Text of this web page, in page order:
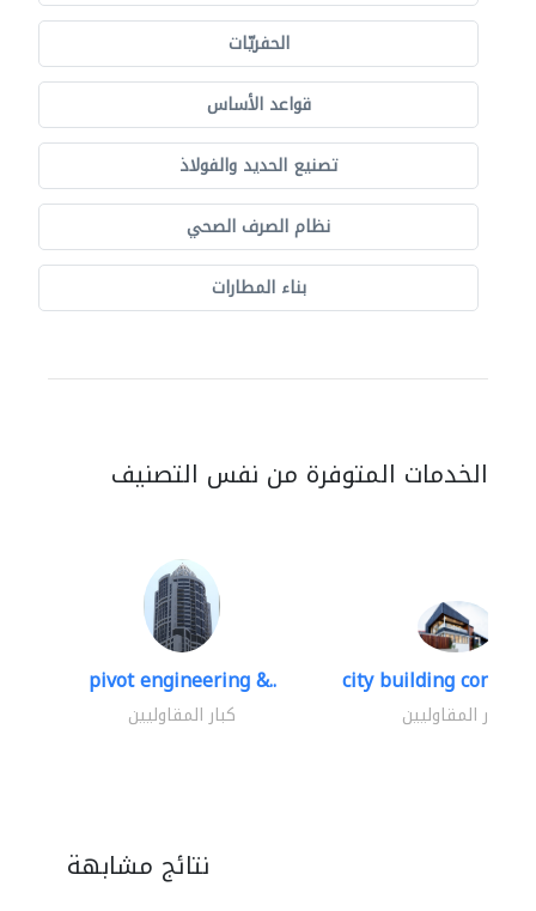
الحفريّات
قواعد الأساس
تصنيع الحديد والفولاذ
نظام الصرف الصحي
بناء المطارات
الخدمات المتوفرة من نفس التصنيف
pivot engineering &..
كبار المقاوليين
city building
كبار المقاوليين
نتائج مشابهة